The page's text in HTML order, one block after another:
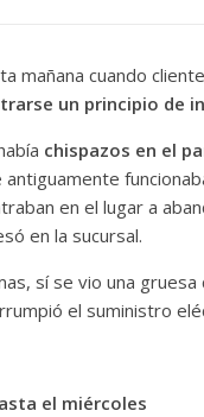
mañana cuando
un principio de
chispazos en el
en el lugar a
en la sucursal.
sí se vio una
el suministro
el miércoles